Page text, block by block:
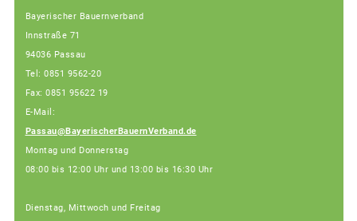
Bayerischer Bauernverband
Innstraße 71
94036 Passau
Tel: 0851 9562-20
Fax: 0851 95622 19
E-Mail:
Passau@BayerischerBauernVerband.de
Montag und Donnerstag
08:00 bis 12:00 Uhr und 13:00 bis 16:30 Uhr
Dienstag, Mittwoch und Freitag